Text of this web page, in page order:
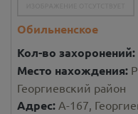
Обильненское
Кол-во захоронений:
Место нахождения:
Георгиевский район
Адрес: А-167,